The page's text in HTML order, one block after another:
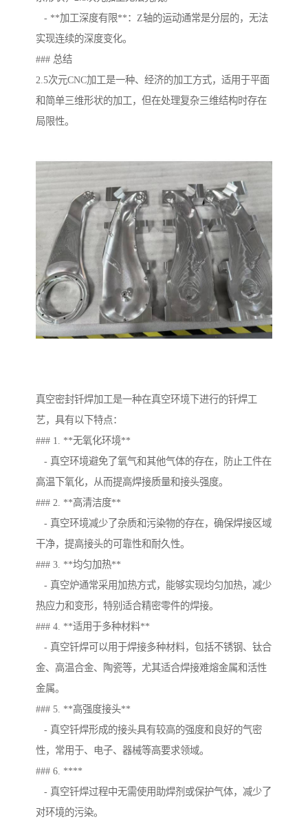
- **加工深度有限**：Z轴的运动通常是分层的，无法
实现连续的深度变化。
### 总结
2.5次元CNC加工是一种、经济的加工方式，适用于平面
和简单三维形状的加工，但在处理复杂三维结构时存在
局限性。
真空密封钎焊加工是一种在真空环境下进行的钎焊工
艺，具有以下特点：
### 1. **无氧化环境**
- 真空环境避免了氧气和其他气体的存在，防止工件在
高温下氧化，从而提高焊接质量和接头强度。
### 2. **高清洁度**
- 真空环境减少了杂质和污染物的存在，确保焊接区域
干净，提高接头的可靠性和耐久性。
### 3. **均匀加热**
- 真空炉通常采用加热方式，能够实现均匀加热，减少
热应力和变形，特别适合精密零件的焊接。
### 4. **适用于多种材料**
- 真空钎焊可以用于焊接多种材料，包括不锈钢、钛合
金、高温合金、陶瓷等，尤其适合焊接难熔金属和活性
金属。
### 5. **高强度接头**
- 真空钎焊形成的接头具有较高的强度和良好的气密
性，常用于、电子、器械等高要求领域。
### 6. ****
- 真空钎焊过程中无需使用助焊剂或保护气体，减少了
对环境的污染。